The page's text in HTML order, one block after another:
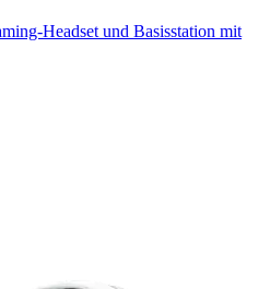
Headset und Basisstation mit